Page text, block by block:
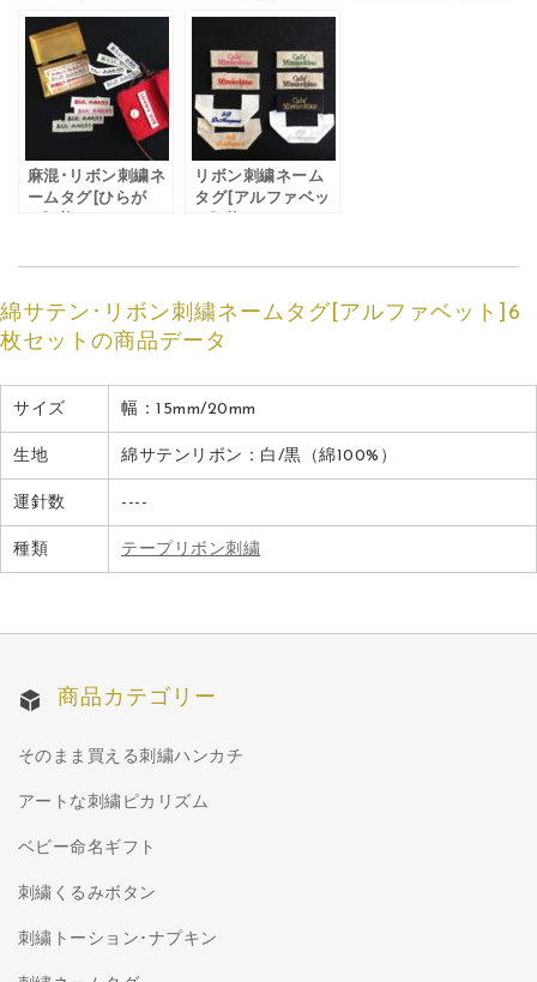
麻混･リボン刺繍ネ
ームタグ[ひらが
リボン刺繍ネーム
タグ[アルファベッ
綿サテン･リボン刺繍ネームタグ[アルファベット]6
枚セットの商品データ
サイズ 幅：15mm/20mm
生地 綿サテンリボン：白/黒（綿100%）
運針数 ----
種類 テープリボン刺繍
商品カテゴリー
そのまま買える刺繍ハンカチ
アートな刺繍ピカリズム
ベビー命名ギフト
刺繍くるみボタン
刺繍トーション･ナプキン